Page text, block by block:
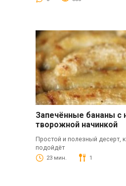
Запечённые бананы с
творожной начинкой
Простой и полезный десерт,
подойдёт
23 мин. 1